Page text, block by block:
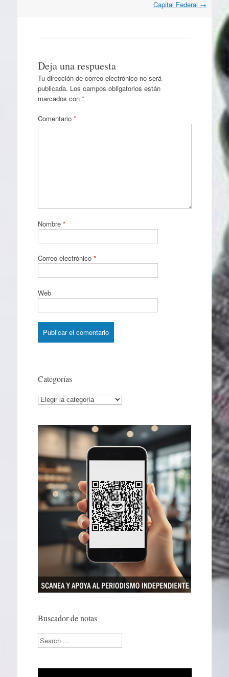
Capital Federal →
Deja una respuesta
Tu dirección de correo electrónico no será
publicada. Los campos obligatorios están
marcados con *
Comentario *
Nombre *
Correo electrónico *
Web
Categorías
Categorías
Buscador de notas
Search